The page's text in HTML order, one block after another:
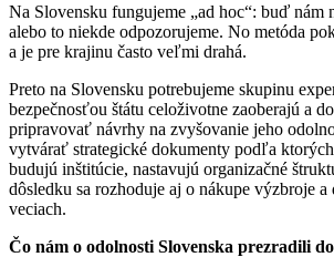
Na Slovensku fungujeme „ad hoc“: buď nám
alebo to niekde odpozorujeme. No metóda
a je pre krajinu často veľmi drahá.
Preto na Slovensku potrebujeme skupinu
bezpečnosťou štátu celoživotne zaoberajú a
pripravovať návrhy na zvyšovanie jeho
vytvárať strategické dokumenty podľa ktorých
budujú inštitúcie, nastavujú organizačné
dôsledku sa rozhoduje aj o nákupe výzbroje
veciach.
Čo nám o odolnosti Slovenska prezradili